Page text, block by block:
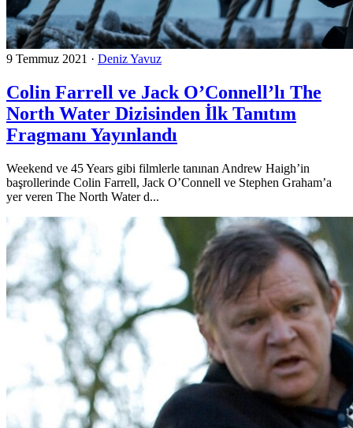
9 Temmuz 2021 · Deniz Yavuz
Colin Farrell ve Jack O’Connell’lı The
North Water Dizisinden İlk Tanıtım
Fragmanı Yayınlandı
Weekend ve 45 Years gibi filmlerle tanınan Andrew Haigh’in
başrollerinde Colin Farrell, Jack O’Connell ve Stephen Graham’a
yer veren The North Water d...